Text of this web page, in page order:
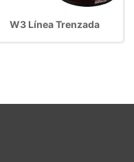
W3 Línea Trenzada